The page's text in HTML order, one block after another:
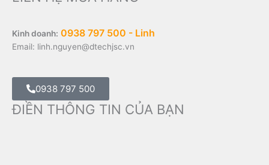
Kinh doanh: 0938 797 500 - Linh
Email: linh.nguyen@dtechjsc.vn
0938 797 500
ĐIỀN THÔNG TIN CỦA BẠN